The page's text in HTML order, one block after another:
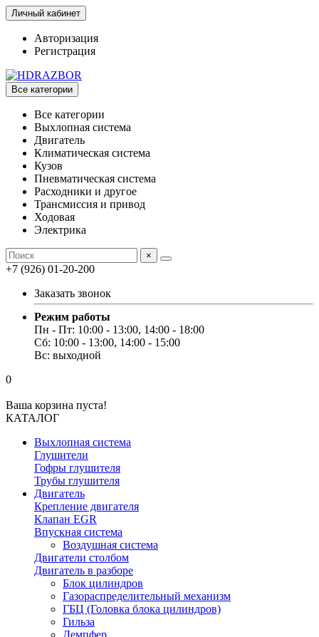
Личный кабинет
Авторизация
Регистрация
Все категории
Все категории
Выхлопная система
Двигатель
Климатическая система
Кузов
Пневматическая система
Расходники и другое
Трансмиссия и привод
Ходовая
Электрика
×
+7 (926) 01-20-200
Заказать звонок
Режим работы
Пн - Пт: 10:00 - 13:00, 14:00 - 18:00
Сб: 10:00 - 13:00, 14:00 - 15:00
Вс: выходной
0
Ваша корзина пуста!
КАТАЛОГ
Выхлопная система
Глушители
Гофры глушителя
Трубы глушителя
Двигатель
Крепление двигателя
Клапан EGR
Впускная система
Воздушная система
Двигатели столбом
Двигатель в разборе
Блок цилиндров
Газораспределительный механизм
ГБЦ (Головка блока цилиндров)
Гильза
Демпфер